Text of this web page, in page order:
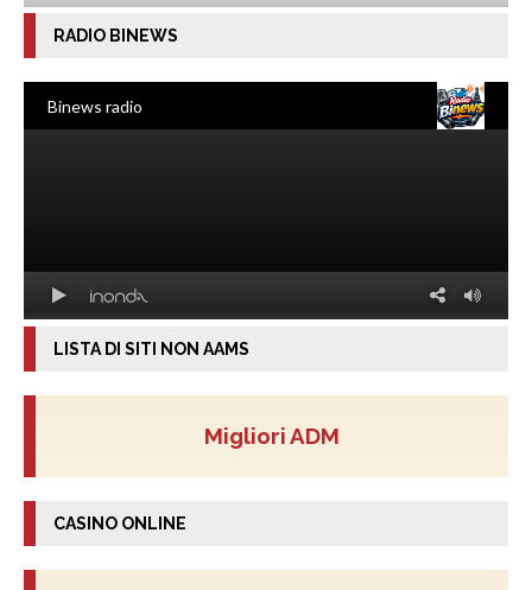
RADIO BINEWS
LISTA DI SITI NON AAMS
Migliori ADM
CASINO ONLINE